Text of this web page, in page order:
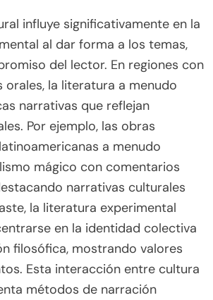
influye significativamente en la
al dar forma a los temas,
del lector. En regiones con
orales, la literatura a menudo
narrativas que reflejan
Por ejemplo, las obras
a menudo
mágico con comentarios
narrativas culturales
la literatura experimental
en la identidad colectiva
filosófica, mostrando valores
Esta interacción entre cultura
métodos de narración